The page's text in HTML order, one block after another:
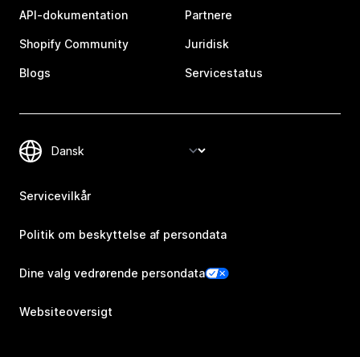
API-dokumentation
Shopify Community
Blogs
Partnere
Juridisk
Servicestatus
Servicevilkår
Politik om beskyttelse af persondata
Dine valg vedrørende persondata
Websiteoversigt